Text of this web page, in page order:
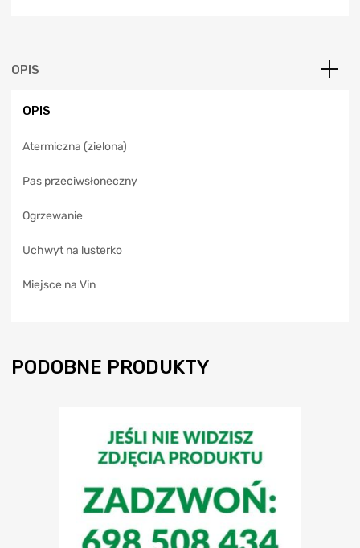
a
OPIS
OPIS
Atermiczna (zielona)
Pas przeciwsłoneczny
Ogrzewanie
Uchwyt na lusterko
Miejsce na Vin
PODOBNE PRODUKTY